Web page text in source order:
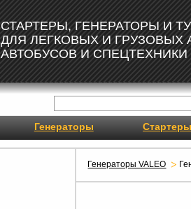
СТАРТЕРЫ, ГЕНЕРАТОРЫ И
ДЛЯ ЛЕГКОВЫХ И ГРУЗОВЫХ
АВТОБУСОВ И СПЕЦТЕХНИКИ
Генераторы Стартеры
Генераторы VALEO